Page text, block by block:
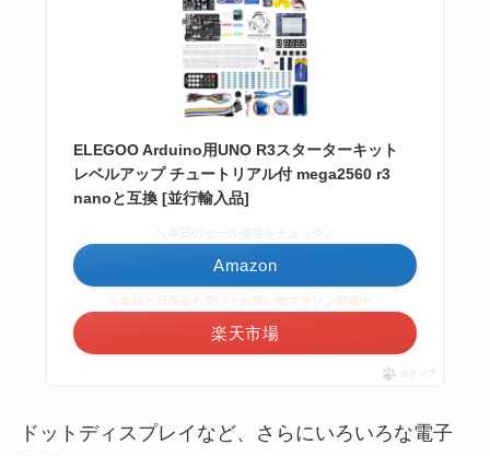
ELEGOO Arduino用UNO R3スターターキット
レベルアップ チュートリアル付 mega2560 r3
nanoと互換 [並行輸入品]
＼本日のセール価格をチェック／
Amazon
楽天市場
ポチップ
ドットディスプレイなど、さらにいろいろな電子